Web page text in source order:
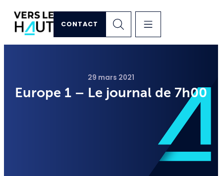
CONTACT
29 mars 2021
Europe 1 – Le journal de 7h00